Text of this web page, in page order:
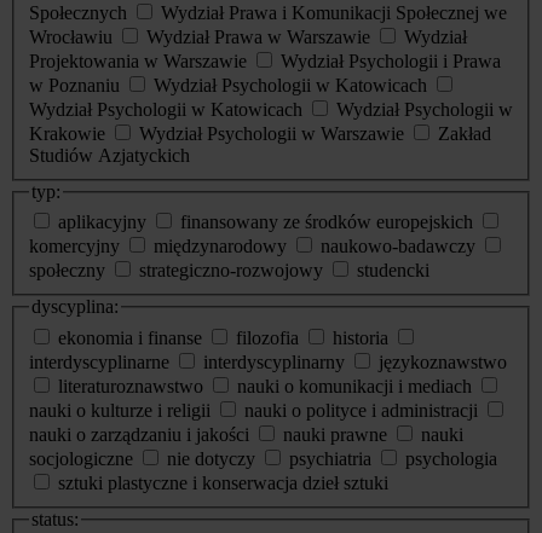
Społecznych
Wydział Prawa i Komunikacji Społecznej we
Wrocławiu
Wydział Prawa w Warszawie
Wydział
Projektowania w Warszawie
Wydział Psychologii i Prawa
w Poznaniu
Wydział Psychologii w Katowicach
Wydział Psychologii w Katowicach
Wydział Psychologii w
Krakowie
Wydział Psychologii w Warszawie
Zakład
Studiów Azjatyckich
typ:
aplikacyjny
finansowany ze środków europejskich
komercyjny
międzynarodowy
naukowo-badawczy
społeczny
strategiczno-rozwojowy
studencki
dyscyplina:
ekonomia i finanse
filozofia
historia
interdyscyplinarne
interdyscyplinarny
językoznawstwo
literaturoznawstwo
nauki o komunikacji i mediach
nauki o kulturze i religii
nauki o polityce i administracji
nauki o zarządzaniu i jakości
nauki prawne
nauki
socjologiczne
nie dotyczy psychiatria
psychologia
sztuki plastyczne i konserwacja dzieł sztuki
status: